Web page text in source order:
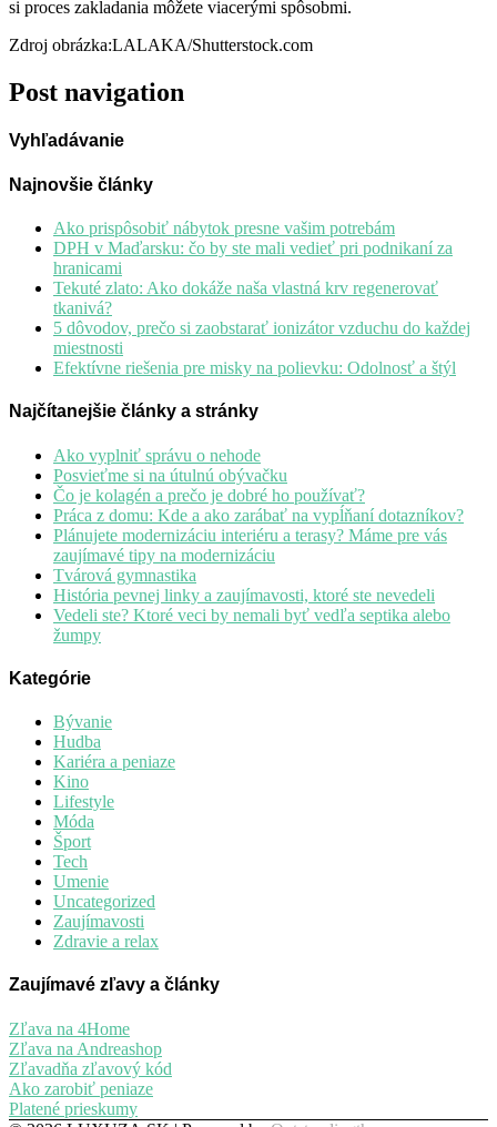
si proces zakladania môžete viacerými spôsobmi.
Zdroj obrázka:LALAKA/Shutterstock.com
Post navigation
Vyhľadávanie
Najnovšie články
Ako prispôsobiť nábytok presne vašim potrebám
DPH v Maďarsku: čo by ste mali vedieť pri podnikaní za
hranicami
Tekuté zlato: Ako dokáže naša vlastná krv regenerovať
tkanivá?
5 dôvodov, prečo si zaobstarať ionizátor vzduchu do každej
miestnosti
Efektívne riešenia pre misky na polievku: Odolnosť a štýl
Najčítanejšie články a stránky
Ako vyplniť správu o nehode
Posvieťme si na útulnú obývačku
Čo je kolagén a prečo je dobré ho používať?
Práca z domu: Kde a ako zarábať na vypĺňaní dotazníkov?
Plánujete modernizáciu interiéru a terasy? Máme pre vás
zaujímavé tipy na modernizáciu
Tvárová gymnastika
História pevnej linky a zaujímavosti, ktoré ste nevedeli
Vedeli ste? Ktoré veci by nemali byť vedľa septika alebo
žumpy
Kategórie
Bývanie
Hudba
Kariéra a peniaze
Kino
Lifestyle
Móda
Šport
Tech
Umenie
Uncategorized
Zaujímavosti
Zdravie a relax
Zaujímavé zľavy a články
Zľava na 4Home
Zľava na Andreashop
Zľavadňa zľavový kód
Ako zarobiť peniaze
Platené prieskumy